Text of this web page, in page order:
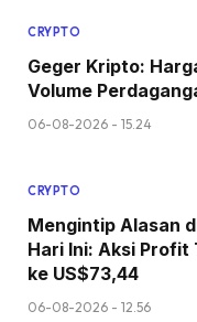
CRYPTO
Geger Kripto:
Volume
06-08-2026 - 15.24
CRYPTO
Mengintip Alasan
Hari Ini: Aksi Profit
ke US$73,44
06-08-2026 - 12.56